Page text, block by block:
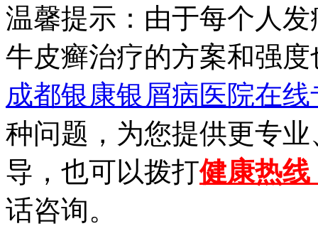
温馨提示：由于每个人
牛皮癣治疗的方案和强
成都银康银屑病医院在线
种问题，为您提供更专
导，也可以拨打健康热线
话咨询。